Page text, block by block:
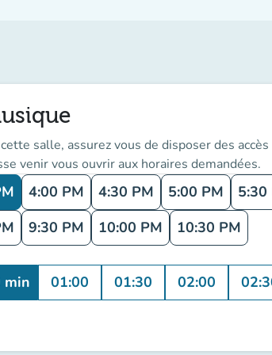
salle, assurez vous de disposer des
venir vous ouvrir aux horaires demandées.
4:00 PM 4:30 PM 5:00 PM 5:30
9:30 PM 10:00 PM 10:30 PM
min 01:00 01:30 02:00